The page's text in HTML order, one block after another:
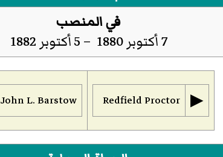
في المنصب
7 أكتوبر 1880 – 5 أكتوبر 1882
▶︎
Redfield Proctor
John L. Barstow